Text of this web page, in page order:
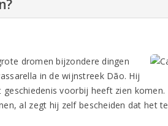
dromen bijzondere dingen
in de wijnstreek Dão. Hij
voorbij heeft zien
al zegt hij zelf bescheiden dat het